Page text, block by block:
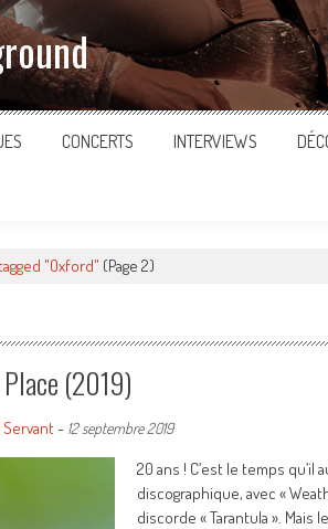
CONCERTS INTERVIEWS
"Oxford" (Page 2)
(2019)
Servant- 12 septembre 2019
20 ans ! C’est le temps
discographique, avec «
discorde « Tarantula ».